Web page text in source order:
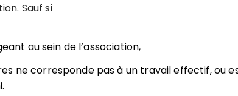
Sauf si
au sein de l’association,
ne corresponde pas à un travail effectif, ou